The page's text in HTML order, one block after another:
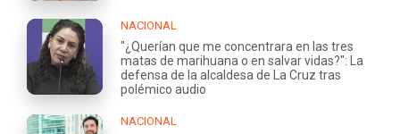
NACIONAL
"¿Querían que me concentrara en las tres
matas de marihuana o en salvar vidas?": La
defensa de la alcaldesa de La Cruz tras
polémico audio
NACIONAL